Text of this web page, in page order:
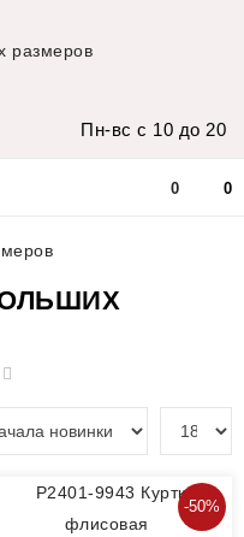
размеров
Пн-вс с 10 до 20
0 0
-50%